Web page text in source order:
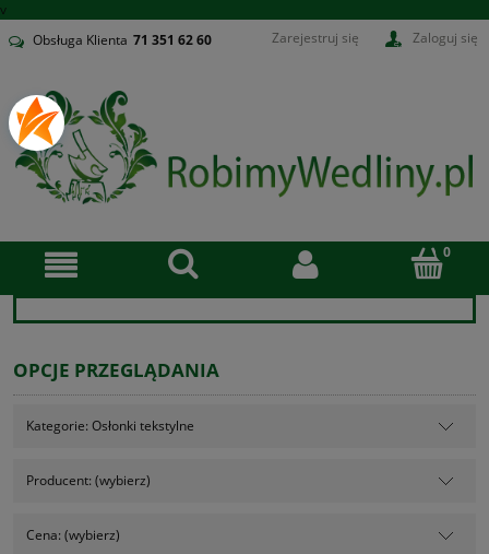
v
Obsługa Klienta 71 351 62 60 Zarejestruj się Zaloguj się
OPCJE PRZEGLĄDANIA
Kategorie: Osłonki tekstylne
Producent: (wybierz)
Cena: (wybierz)